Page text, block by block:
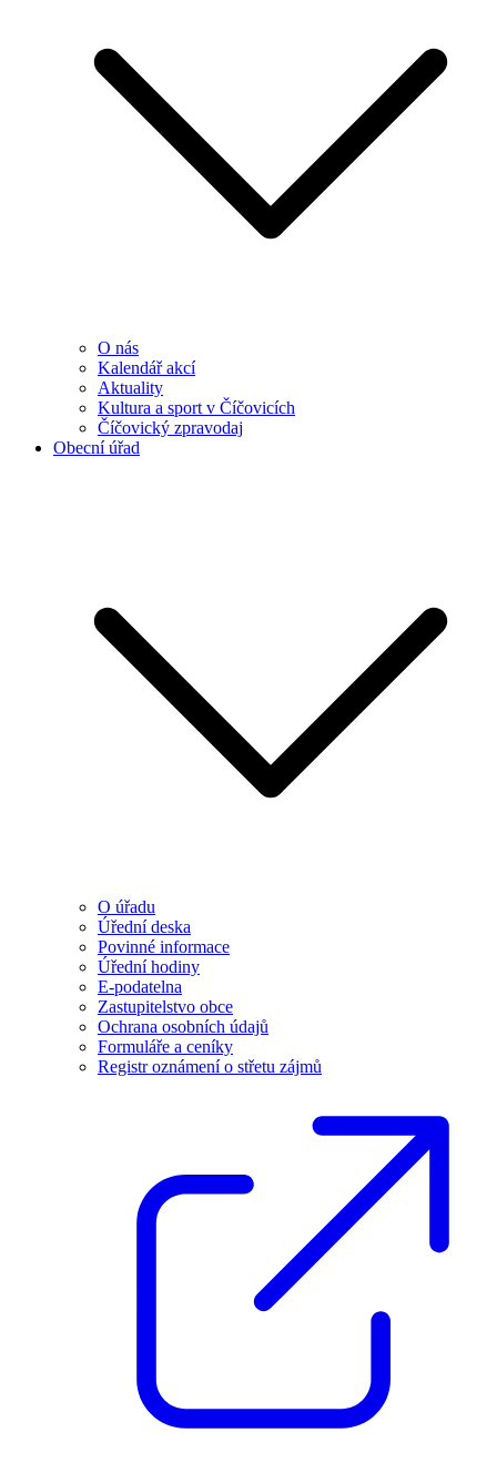
O nás
Kalendář akcí
Aktuality
Kultura a sport v Číčovicích
Číčovický zpravodaj
Obecní úřad
O úřadu
Úřední deska
Povinné informace
Úřední hodiny
E-podatelna
Zastupitelstvo obce
Ochrana osobních údajů
Formuláře a ceníky
Registr oznámení o střetu zájmů